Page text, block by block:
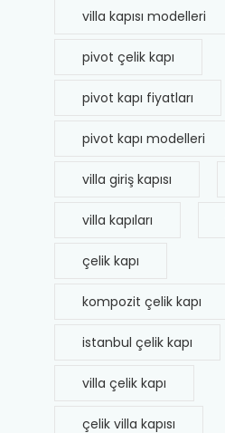
villa kapısı modelleri
pivot çelik kapı
pivot kapı fiyatları
pivot kapı modelleri
villa giriş kapısı
villa kapıları
çelik kapı
kompozit çelik kapı
istanbul çelik kapı
villa çelik kapı
çelik villa kapısı